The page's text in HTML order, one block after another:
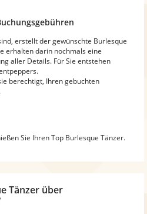
erstellt der gewünschte Burlesque
erhalten darin nochmals eine
aller Details. Für Sie entstehen
berechtigt, Ihren gebuchten
Sie Ihren Top Burlesque Tänzer.
Tänzer über